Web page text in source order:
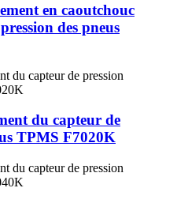
en caoutchouc
des pneus
du capteur de
TPMS F7020K